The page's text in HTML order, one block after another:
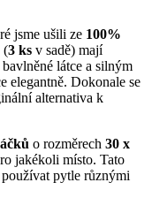
jsme ušili ze 100%
(3 ks v sadě) mají
látce a silným
elegantně. Dokonale se
alternativa k
o rozměrech 30 x
jakékoli místo. Tato
pytle různými